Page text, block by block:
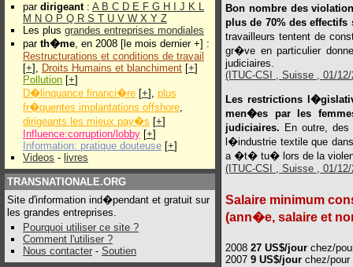
par dirigeant: A B C D E F G H J K L
M N O P Q R S T U V W X Y Z
Les plus grandes entreprises mondiales
par th�me, en 2008 [le mois dernier +] :
Restructurations et conditions de travail
[+], Droits Humains et blanchiment [+]
Pollution [+]
D�linquance financi�re [+], plus
fr�quentes implantations offshore,
dirigeants les mieux pay�s [+]
Influence:corruption/lobby [+]
Information: pratique douteuse [+]
Videos - livres
TRANSNATIONALE.ORG
Site d'information ind�pendant et gratuit sur
les grandes entreprises.
Pourquoi utiliser ce site ?
Comment l'utiliser ?
Nous contacter - Soutien
Bon nombre des
plus de 70% des
travailleurs tentent de
gr�ve en particulier
judiciaires.
(ITUC-CSI , Suisse , 01/
Les restrictions
men�es par les
judiciaires. En outre,
l�industrie textile que
a �t� tu� lors de la
(ITUC-CSI , Suisse , 01/
Salaire minimum
(ann�e, salaire et
2008 27 US$/jour chez/
2007 9 US$/jour chez/pour